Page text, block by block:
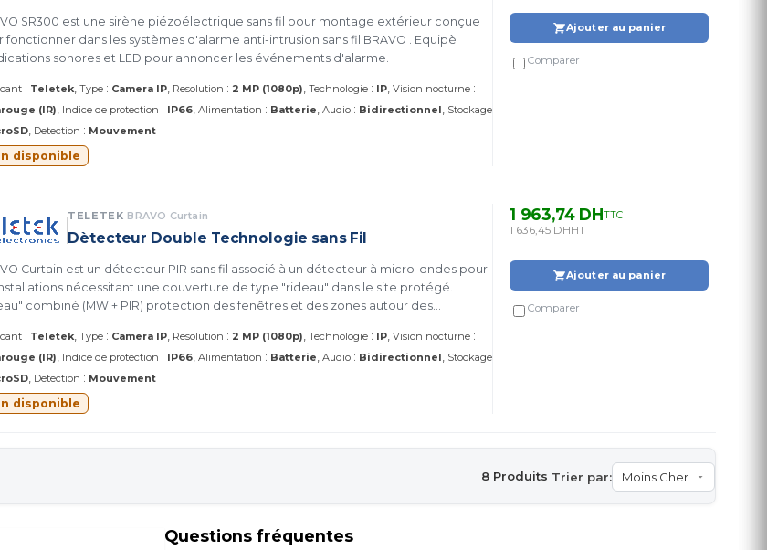
SR300 est une sirène piézoélectrique sans fil pour montage extérieur conçue
fonctionner dans les systèmes d'alarme anti-intrusion sans fil BRAVO . Equipè
sonores et LED pour annoncer les événements d'alarme.
: Teletek Type : Camera IP Resolution : 2 MP (1080p) Technologie : IP Vision nocturne :
(IR) Indice de protection : IP66 Alimentation : Batterie Audio : Bidirectionnel Stockage
Detection : Mouvement
disponible
Ajouter au panier
Comparer
TELETEK BRAVO Curtain
Dètecteur Double Technologie sans Fil
Curtain est un détecteur PIR sans fil associé à un détecteur à micro-ondes pour
nécessitant une couverture de type "rideau" dans le site protégé.
combiné (MW + PIR) protection des fenêtres et des zones autour des
: Teletek Type : Camera IP Resolution : 2 MP (1080p) Technologie : IP Vision nocturne :
(IR) Indice de protection : IP66 Alimentation : Batterie Audio : Bidirectionnel Stockage
Detection : Mouvement
disponible
1 963,74 DHTTC
1 636,45 DHHT
Ajouter au panier
Comparer
Trier par:
8 Produits
Questions fréquentes